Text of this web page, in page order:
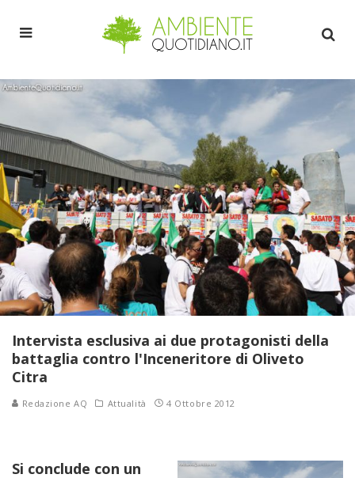
Intervista esclusiva ai due protagonisti della
battaglia contro l'Inceneritore di Oliveto
Citra
Redazione AQ Attualità 4 Ottobre 2012
Si conclude con un